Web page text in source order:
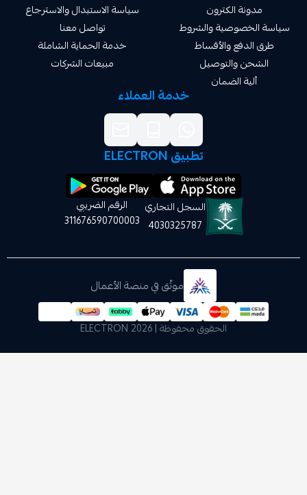
والشروط
والأقساط
والتوصيل
سياسة الاستبدال والاسترجاع
خدمة الحماية الشاملة
مبيعات الشركات
خدمة العملاء
السجل التجاري
4030325787
الرقم الضريبي
311676590700003
موثّق في منصة الأعمال
الحقوق محفوظة | 2026 ELECTRON